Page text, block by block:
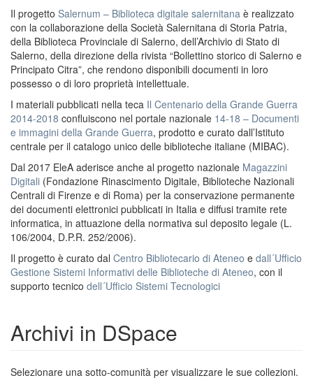
Il progetto Salernum – Biblioteca digitale salernitana è realizzato
con la collaborazione della Società Salernitana di Storia Patria,
della Biblioteca Provinciale di Salerno, dell’Archivio di Stato di
Salerno, della direzione della rivista “Bollettino storico di Salerno e
Principato Citra”, che rendono disponibili documenti in loro
possesso o di loro proprietà intellettuale.
I materiali pubblicati nella teca Il Centenario della Grande Guerra
2014-2018 confluiscono nel portale nazionale 14-18 – Documenti
e immagini della Grande Guerra, prodotto e curato dall’Istituto
centrale per il catalogo unico delle biblioteche italiane (MIBAC).
Dal 2017 EleA aderisce anche al progetto nazionale Magazzini
Digitali (Fondazione Rinascimento Digitale, Biblioteche Nazionali
Centrali di Firenze e di Roma) per la conservazione permanente
dei documenti elettronici pubblicati in Italia e diffusi tramite rete
informatica, in attuazione della normativa sul deposito legale (L.
106/2004, D.P.R. 252/2006).
Il progetto è curato dal Centro Bibliotecario di Ateneo e dall´Ufficio
Gestione Sistemi Informativi delle Biblioteche di Ateneo, con il
supporto tecnico dell´Ufficio Sistemi Tecnologici
Archivi in DSpace
Selezionare una sotto-comunità per visualizzare le sue collezioni.